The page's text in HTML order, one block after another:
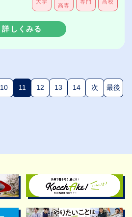
大学
高専
専門 高校
詳しくみる
10 11
(現在のページ)
12 13 14 次 最後